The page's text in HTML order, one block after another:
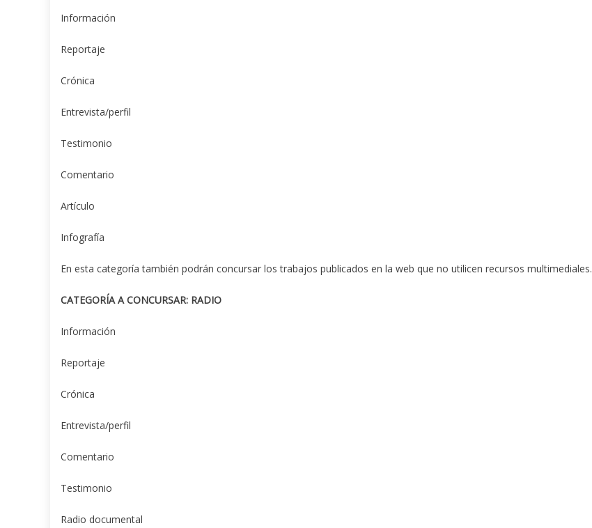
Información
Reportaje
Crónica
Entrevista/perfil
Testimonio
Comentario
Artículo
Infografía
En esta categoría también podrán concursar los trabajos publicados en la web que no utilicen recursos multimediales.
CATEGORÍA A CONCURSAR: RADIO
Información
Reportaje
Crónica
Entrevista/perfil
Comentario
Testimonio
Radio documental